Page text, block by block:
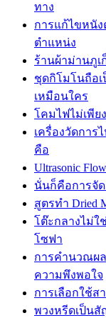
ทาง
การแก้ไขหนั
ตำแหน่ง
ร้านผ้าม่านภูเ
ชุดกิโมโนถือเ
เหมือนใคร
โคมไฟไม่เพีย
เครื่องวัดการ
คือ
Ultrasonic
นั่นก็คือการจั
สูตรทำ Dried
โต๊ะกลางไม่ใ
โซฟา
การคำนวณผ
ความพึงพอใจ
การเลือกใช้
พวงหรีดเป็น